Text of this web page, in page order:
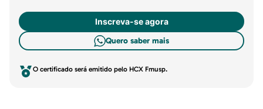
Inscreva-se agora
Quero saber mais
O certificado será emitido pelo HCX Fmusp.